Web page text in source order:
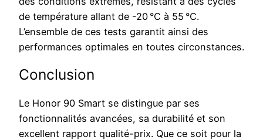
de température allant de -20 °C à 55 °C.
L’ensemble de ces tests garantit ainsi des
performances optimales en toutes circonstances.
Conclusion
Le Honor 90 Smart se distingue par ses
fonctionnalités avancées, sa durabilité et son
excellent rapport qualité-prix. Que ce soit pour la